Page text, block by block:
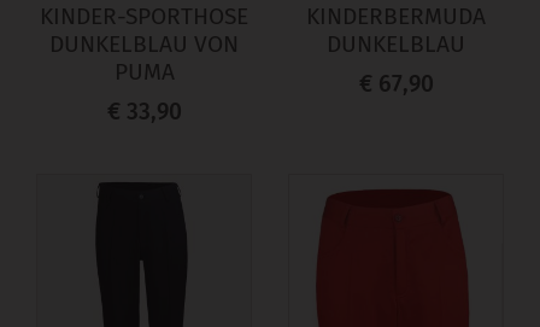
KINDER-SPORTHOSE
DUNKELBLAU VON
PUMA
€ 33,90
KINDERBERMUDA
DUNKELBLAU
€ 67,90